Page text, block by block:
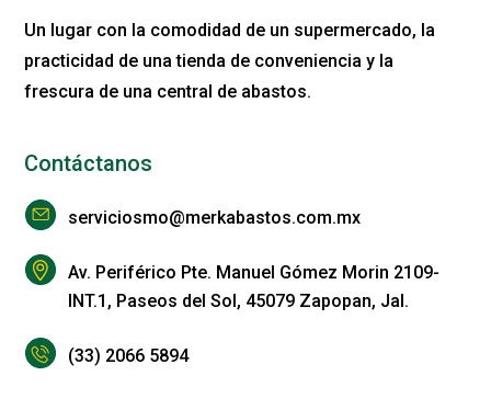
Un lugar con la comodidad de un supermercado, la
practicidad de una tienda de conveniencia y la
frescura de una central de abastos.
Contáctanos
serviciosmo@merkabastos.com.mx
Av. Periférico Pte. Manuel Gómez Morin 2109-
INT.1, Paseos del Sol, 45079 Zapopan, Jal.
(33) 2066 5894